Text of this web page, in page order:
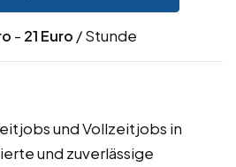
- 21 Euro / Stunde
und Vollzeitjobs in
und zuverlässige